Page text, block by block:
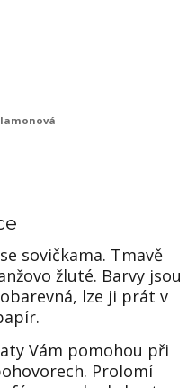
sovičkama. Tmavě
žluté. Barvy jsou
lze ji prát v
Vám pomohou při
Prolomí